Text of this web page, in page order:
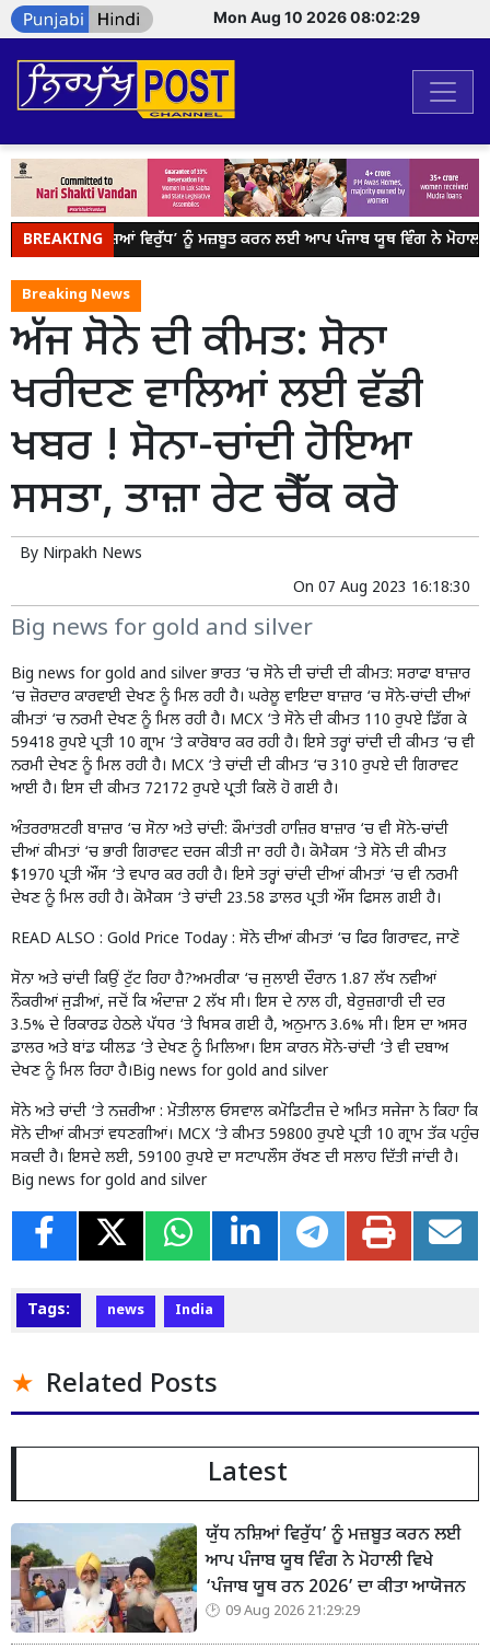
Mon Aug 10 2026 08:02:29
BREAKINGਯੁੱਧ ਨਸ਼ਿਆਂ ਵਿਰੁੱਧ’ ਨੂੰ ਮਜ਼ਬੂਤ ਕਰਨ ਲਈ ਆਪ ਪੰਜਾਬ ਯੂਥ ਵਿੰਗ ਨੇ ਮੋਹਾਲੀ
Breaking News
ਅੱਜ ਸੋਨੇ ਦੀ ਕੀਮਤ: ਸੋਨਾ
ਖਰੀਦਣ ਵਾਲਿਆਂ ਲਈ ਵੱਡੀ
ਖਬਰ ! ਸੋਨਾ-ਚਾਂਦੀ ਹੋਇਆ
ਸਸਤਾ, ਤਾਜ਼ਾ ਰੇਟ ਚੈੱਕ ਕਰੋ
By Nirpakh News
On 07 Aug 2023 16:18:30
Big news for gold and silver
Big news for gold and silver ਭਾਰਤ ‘ਚ ਸੋਨੇ ਦੀ ਚਾਂਦੀ ਦੀ ਕੀਮਤ: ਸਰਾਫਾ ਬਾਜ਼ਾਰ
‘ਚ ਜ਼ੋਰਦਾਰ ਕਾਰਵਾਈ ਦੇਖਣ ਨੂੰ ਮਿਲ ਰਹੀ ਹੈ। ਘਰੇਲੂ ਵਾਇਦਾ ਬਾਜ਼ਾਰ ‘ਚ ਸੋਨੇ-ਚਾਂਦੀ ਦੀਆਂ
ਕੀਮਤਾਂ ‘ਚ ਨਰਮੀ ਦੇਖਣ ਨੂੰ ਮਿਲ ਰਹੀ ਹੈ। MCX ‘ਤੇ ਸੋਨੇ ਦੀ ਕੀਮਤ 110 ਰੁਪਏ ਡਿੱਗ ਕੇ
59418 ਰੁਪਏ ਪ੍ਰਤੀ 10 ਗ੍ਰਾਮ ‘ਤੇ ਕਾਰੋਬਾਰ ਕਰ ਰਹੀ ਹੈ। ਇਸੇ ਤਰ੍ਹਾਂ ਚਾਂਦੀ ਦੀ ਕੀਮਤ ‘ਚ ਵੀ
ਨਰਮੀ ਦੇਖਣ ਨੂੰ ਮਿਲ ਰਹੀ ਹੈ। MCX ‘ਤੇ ਚਾਂਦੀ ਦੀ ਕੀਮਤ ‘ਚ 310 ਰੁਪਏ ਦੀ ਗਿਰਾਵਟ
ਆਈ ਹੈ। ਇਸ ਦੀ ਕੀਮਤ 72172 ਰੁਪਏ ਪ੍ਰਤੀ ਕਿਲੋ ਹੋ ਗਈ ਹੈ।
ਅੰਤਰਰਾਸ਼ਟਰੀ ਬਾਜ਼ਾਰ ‘ਚ ਸੋਨਾ ਅਤੇ ਚਾਂਦੀ: ਕੌਮਾਂਤਰੀ ਹਾਜ਼ਿਰ ਬਾਜ਼ਾਰ ‘ਚ ਵੀ ਸੋਨੇ-ਚਾਂਦੀ
ਦੀਆਂ ਕੀਮਤਾਂ ‘ਚ ਭਾਰੀ ਗਿਰਾਵਟ ਦਰਜ ਕੀਤੀ ਜਾ ਰਹੀ ਹੈ। ਕੋਮੈਕਸ ‘ਤੇ ਸੋਨੇ ਦੀ ਕੀਮਤ
$1970 ਪ੍ਰਤੀ ਔਂਸ ‘ਤੇ ਵਪਾਰ ਕਰ ਰਹੀ ਹੈ। ਇਸੇ ਤਰ੍ਹਾਂ ਚਾਂਦੀ ਦੀਆਂ ਕੀਮਤਾਂ ‘ਚ ਵੀ ਨਰਮੀ
ਦੇਖਣ ਨੂੰ ਮਿਲ ਰਹੀ ਹੈ। ਕੋਮੈਕਸ ‘ਤੇ ਚਾਂਦੀ 23.58 ਡਾਲਰ ਪ੍ਰਤੀ ਔਂਸ ਫਿਸਲ ਗਈ ਹੈ।
READ ALSO : Gold Price Today : ਸੋਨੇ ਦੀਆਂ ਕੀਮਤਾਂ ‘ਚ ਫਿਰ ਗਿਰਾਵਟ, ਜਾਣੋ
ਸੋਨਾ ਅਤੇ ਚਾਂਦੀ ਕਿਉਂ ਟੁੱਟ ਰਿਹਾ ਹੈ?ਅਮਰੀਕਾ ‘ਚ ਜੁਲਾਈ ਦੌਰਾਨ 1.87 ਲੱਖ ਨਵੀਆਂ
ਨੌਕਰੀਆਂ ਜੁੜੀਆਂ, ਜਦੋਂ ਕਿ ਅੰਦਾਜ਼ਾ 2 ਲੱਖ ਸੀ। ਇਸ ਦੇ ਨਾਲ ਹੀ, ਬੇਰੁਜ਼ਗਾਰੀ ਦੀ ਦਰ
3.5% ਦੇ ਰਿਕਾਰਡ ਹੇਠਲੇ ਪੱਧਰ ‘ਤੇ ਖਿਸਕ ਗਈ ਹੈ, ਅਨੁਮਾਨ 3.6% ਸੀ। ਇਸ ਦਾ ਅਸਰ
ਡਾਲਰ ਅਤੇ ਬਾਂਡ ਯੀਲਡ ‘ਤੇ ਦੇਖਣ ਨੂੰ ਮਿਲਿਆ। ਇਸ ਕਾਰਨ ਸੋਨੇ-ਚਾਂਦੀ ‘ਤੇ ਵੀ ਦਬਾਅ
ਦੇਖਣ ਨੂੰ ਮਿਲ ਰਿਹਾ ਹੈ।Big news for gold and silver
ਸੋਨੇ ਅਤੇ ਚਾਂਦੀ ‘ਤੇ ਨਜ਼ਰੀਆ : ਮੋਤੀਲਾਲ ਓਸਵਾਲ ਕਮੋਡਿਟੀਜ਼ ਦੇ ਅਮਿਤ ਸਜੇਜਾ ਨੇ ਕਿਹਾ ਕਿ
ਸੋਨੇ ਦੀਆਂ ਕੀਮਤਾਂ ਵਧਣਗੀਆਂ। MCX ‘ਤੇ ਕੀਮਤ 59800 ਰੁਪਏ ਪ੍ਰਤੀ 10 ਗ੍ਰਾਮ ਤੱਕ ਪਹੁੰਚ
ਸਕਦੀ ਹੈ। ਇਸਦੇ ਲਈ, 59100 ਰੁਪਏ ਦਾ ਸਟਾਪਲੌਸ ਰੱਖਣ ਦੀ ਸਲਾਹ ਦਿੱਤੀ ਜਾਂਦੀ ਹੈ।
Big news for gold and silver
Tags: news India
Related Posts
Latest
ਯੁੱਧ ਨਸ਼ਿਆਂ ਵਿਰੁੱਧ’ ਨੂੰ ਮਜ਼ਬੂਤ ਕਰਨ ਲਈ
ਆਪ ਪੰਜਾਬ ਯੂਥ ਵਿੰਗ ਨੇ ਮੋਹਾਲੀ ਵਿਖੇ
‘ਪੰਜਾਬ ਯੂਥ ਰਨ 2026’ ਦਾ ਕੀਤਾ ਆਯੋਜਨ
09 Aug 2026 21:29:29